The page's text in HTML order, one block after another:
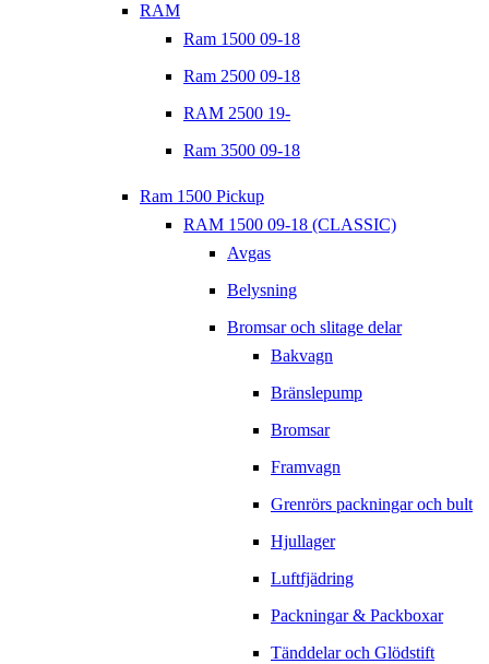
RAM
Ram 1500 09-18
Ram 2500 09-18
RAM 2500 19-
Ram 3500 09-18
Ram 1500 Pickup
RAM 1500 09-18 (CLASSIC)
Avgas
Belysning
Bromsar och slitage delar
Bakvagn
Bränslepump
Bromsar
Framvagn
Grenrörs packningar och bult
Hjullager
Luftfjädring
Packningar & Packboxar
Tänddelar och Glödstift